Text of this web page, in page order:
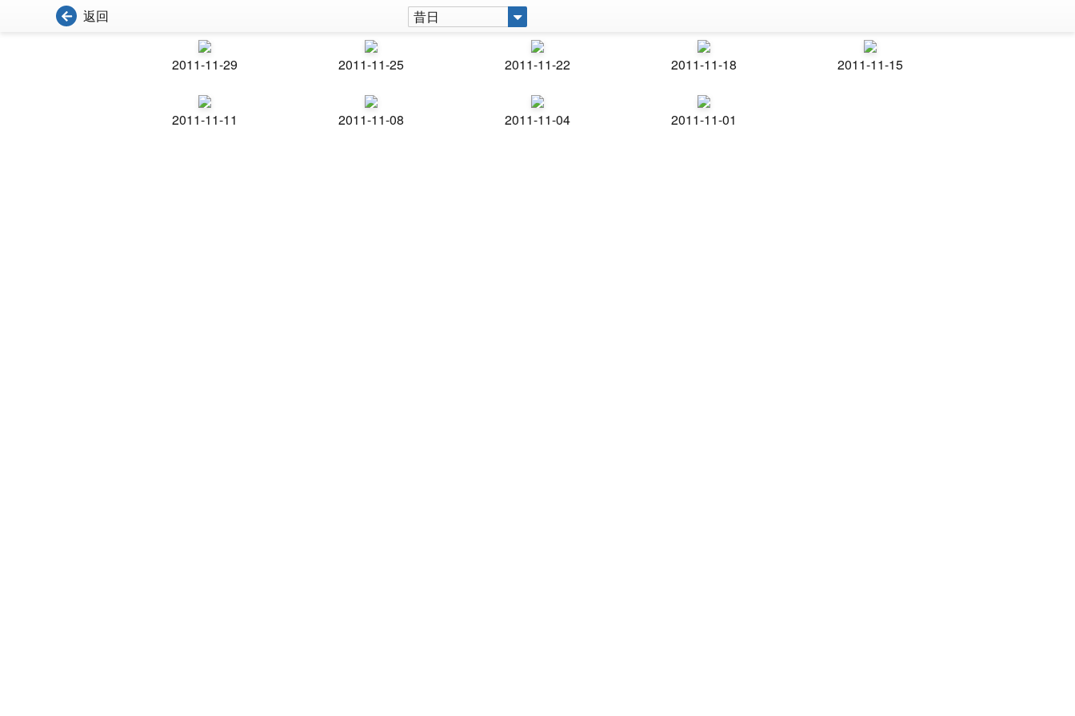
返回 昔日
2011-11-29 2011-11-25 2011-11-22 2011-11-18 2011-11-15
2011-11-11 2011-11-08 2011-11-04 2011-11-01